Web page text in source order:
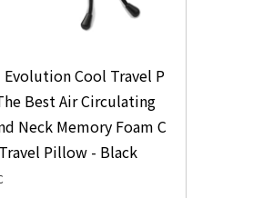
Evolution Cool Travel P
Best Air Circulating
Neck Memory Foam C
Pillow - Black